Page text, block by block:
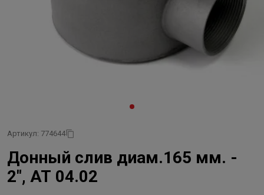
Артикул: 774644
Донный слив диам.165 мм. -
2", АТ 04.02